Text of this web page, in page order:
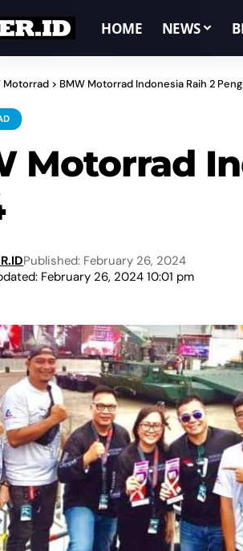
HOME NEWS
Motorrad > BMW Motorrad Indonesia Raih 2
Motorrad
February 26, 2024 10:01 pm
Published: February 26, 2024